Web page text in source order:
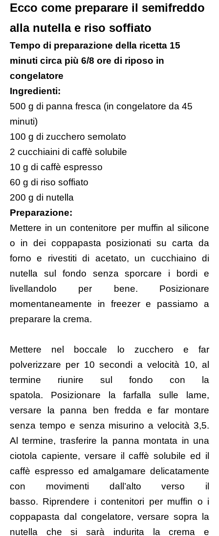
Ecco come preparare il semifreddo
alla nutella e riso soffiato
Tempo di preparazione della ricetta 15
minuti circa più 6/8 ore di riposo in
congelatore
Ingredienti:
500 g di panna fresca (in congelatore da 45
minuti)
100 g di zucchero semolato
2 cucchiaini di caffè solubile
10 g di caffè espresso
60 g di riso soffiato
200 g di nutella
Preparazione:
Mettere in un contenitore per muffin al silicone
o in dei coppapasta posizionati su carta da
forno e rivestiti di acetato, un cucchiaino di
nutella sul fondo senza sporcare i bordi e
livellandolo per bene. Posizionare
momentaneamente in freezer e passiamo a
preparare la crema.
Mettere nel boccale lo zucchero e far
polverizzare per 10 secondi a velocità 10, al
termine riunire sul fondo con la
spatola. Posizionare la farfalla sulle lame,
versare la panna ben fredda e far montare
senza tempo e senza misurino a velocità 3,5.
Al termine, trasferire la panna montata in una
ciotola capiente, versare il caffè solubile ed il
caffè espresso ed amalgamare delicatamente
con movimenti dall’alto verso il
basso. Riprendere i contenitori per muffin o i
coppapasta dal congelatore, versare sopra la
nutella che si sarà indurita la crema e